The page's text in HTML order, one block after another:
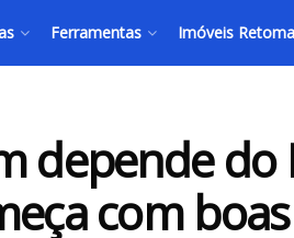
Ferramentas Imóveis
depende do
com